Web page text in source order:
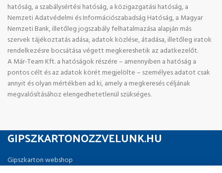
hatóság, a szabálysértési hatóság, a közigazgatási hatóság, a
Nemzeti Adatvédelmi és Információszabadság Hatóság, a Magyar
Nemzeti Bank, illetőleg jogszabály felhatalmazása alapján más
szervek tájékoztatás adása, adatok közlése, átadása, illetőleg iratok
rendelkezésre bocsátása végett megkereshetik az adatkezelőt.
A Már-Team Kft. a hatóságok részére – amennyiben a hatóság a
pontos célt és az adatok körét megjelölte – személyes adatot csak
annyit és olyan mértékben ad ki, amely a megkeresés céljának
megvalósításához elengedhetetlenül szükséges.
GIPSZKARTONOZZVELUNK.HU
Gipszkarton webshop